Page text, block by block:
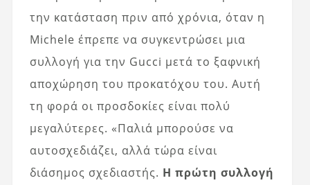
την κατάσταση πριν από χρόνια, όταν η
Michele έπρεπε να συγκεντρώσει μια
συλλογή για την Gucci μετά το ξαφνική
αποχώρηση του προκατόχου του. Αυτή
τη φορά οι προσδοκίες είναι πολύ
μεγαλύτερες. «Παλιά μπορούσε να
αυτοσχεδιάζει, αλλά τώρα είναι
διάσημος σχεδιαστής. Η πρώτη συλλογή